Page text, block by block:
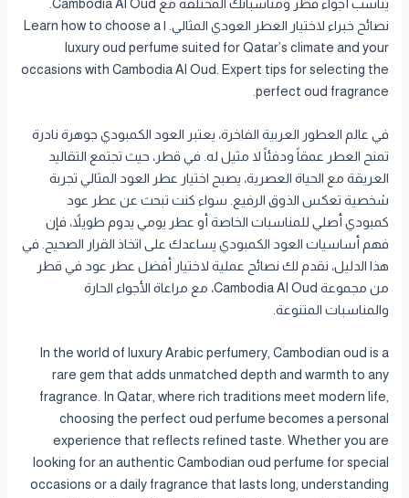
نصائح خبراء لاختيار العطر العودي المثالي. | Learn how to choose a
luxury oud perfume suited for Qatar’s climate and your
occasions with Cambodia Al Oud. Expert tips for selecting the
perfect oud fragrance.
في عالم العطور العربية الفاخرة، يعتبر العود الكمبودي جوهرة نادرة
تمنح العطر عمقاً ودفئاً لا مثيل له. في قطر، حيث تجتمع التقاليد
العريقة مع الحياة العصرية، يصبح اختيار عطر العود المثالي تجربة
شخصية تعكس الذوق الرفيع. سواء كنت تبحث عن عطر عود
كمبودي أصلي للمناسبات الخاصة أو عطر يومي يدوم طويلاً، فإن
فهم أساسيات العود الكمبودي يساعدك على اتخاذ القرار الصحيح. في
هذا الدليل، نقدم لك نصائح عملية لاختيار أفضل عطر عود في قطر
من مجموعة Cambodia Al Oud، مع مراعاة الأجواء الحارة
والمناسبات المتنوعة.
In the world of luxury Arabic perfumery, Cambodian oud is a
rare gem that adds unmatched depth and warmth to any
fragrance. In Qatar, where rich traditions meet modern life,
choosing the perfect oud perfume becomes a personal
experience that reflects refined taste. Whether you are
looking for an authentic Cambodian oud perfume for special
occasions or a daily fragrance that lasts long, understanding